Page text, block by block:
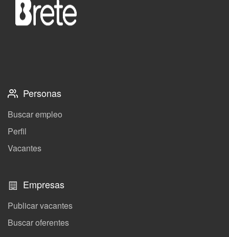
Personas
Buscar empleo
Perfil
Vacantes
Empresas
Publicar vacantes
Buscar oferentes